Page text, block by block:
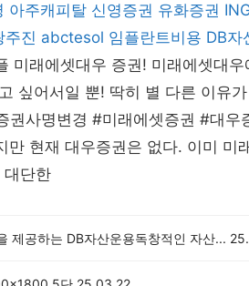
아주캐피탈 신영증권 유화증권
주진 abctesol 임플란트비용 DB자
미래에셋대우 증권! 미래에셋대
싶어서일 뿐! 딱히 별 다른 이유
권사명변경 #미래에셋증권 #대우
만 현재 대우증권은 없다. 이미 미
대단한
제공하는 DB자산운용독창적인 자산...